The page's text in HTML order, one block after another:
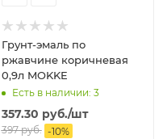
Грунт-эмаль по
ржавчине коричневая
0,9л MOKKE
Есть в наличии: 3
357.30 руб./шт
397руб. -10%